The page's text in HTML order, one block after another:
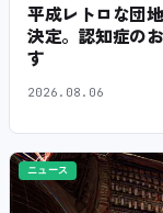
平成レトロな団
決定。認知症の
す
2026.08.06
ニュース